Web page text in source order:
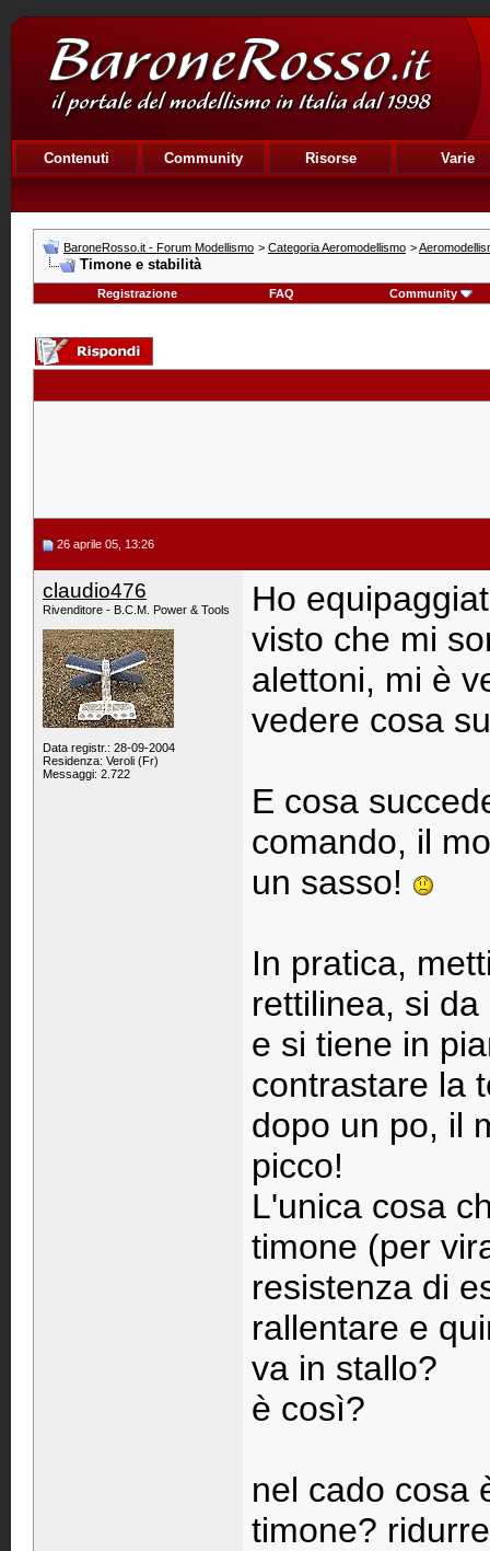
Contenuti Community Risorse Varie
BaroneRosso.it - Forum Modellismo > Categoria Aeromodellismo >
Timone e stabilità
Registrazione FAQ Community
26 aprile 05, 13:26
claudio476
Rivenditore - B.C.M. Power & Tools
Data registr.: 28-09-2004
Residenza: Veroli (Fr)
Messaggi: 2.722
Ho
visto che mi
alettoni, mi è
vedere cosa
E cosa
comando, il
un sasso!
In pratica,
rettilinea, si
e si tiene in
contrastare la
dopo un po, il
picco!
L'unica cosa
timone (per
resistenza di
rallentare e
va in stallo?
è così?
nel cado cosa
timone?